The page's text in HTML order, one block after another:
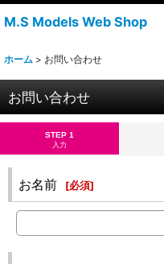
M.S Models Web Shop
ホーム > お問い合わせ
お問い合わせ
STEP 1
入力
お名前 [必須]